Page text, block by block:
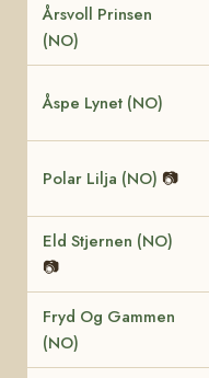
Årsvoll Prinsen
(NO)
Åspe Lynet (NO)
Polar Lilja (NO) 📷
Eld Stjernen (NO)
📷
Fryd Og Gammen
(NO)